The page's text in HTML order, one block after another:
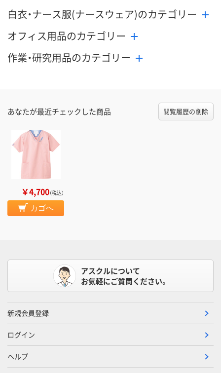
白衣・ナース服(ナースウェア)のカテゴリー
オフィス用品のカテゴリー
作業・研究用品のカテゴリー
あなたが最近チェックした商品 閲覧履歴の削除
￥4,700（税込）
カゴへ
アスクルについて
お気軽にご質問ください。
新規会員登録
ログイン
ヘルプ